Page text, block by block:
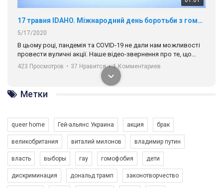
17 травня IDAHO. Міжнародний день боротьби з гомофобією трансфобією і біфобія.
5/17/2020
В цьому році, пандемія та COVІD-19 не дали нам можливості
провести вуличні акції. Наше відео-звернення про те, що
навіть коли ми у різних містах та не можемо зустрінеться, ми
разом. Ми закликаємо всіх хто поділяє цінності рівності та
солідарності, приєднатися до нас. Регіональні підрозділи
ГАУ є в 16 областях України.
Разом наш голос лунає гучніше!
423 Просмотров • 37 Нравится • 1 Комментариев
Метки
queer home Гей-альянс Украина акция брак
великобритания виталий милонов владимир путин
власть выборы гау гомофобия дети
дискриминация дональд трамп законотворчество